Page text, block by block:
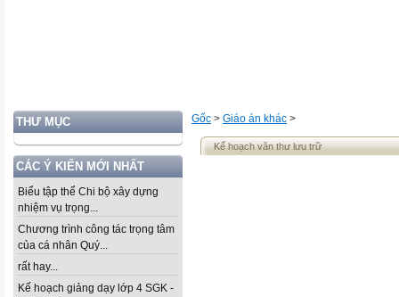
THƯ MỤC
CÁC Ý KIẾN MỚI NHẤT
Biểu tập thể Chi bộ xây dựng
nhiệm vụ trọng...
Chương trình công tác trọng tâm
của cá nhân Quý...
rất hay...
Kế hoạch giảng dạy lớp 4 SGK -
Gốc > Giáo án khác >
Kế hoạch văn thư lưu trữ